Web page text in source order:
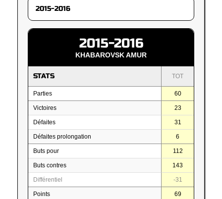
2015-2016
KHABAROVSK AMUR
STATS TOT
Parties 60
Victoires 23
Défaites 31
Défaites prolongation 6
Buts pour 112
Buts contres 143
Différentiel -31
Points 69